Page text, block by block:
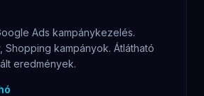
Ads kampánykezelés.
Shopping kampányok. Átlátható
eredmények.